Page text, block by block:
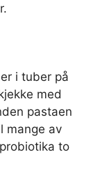
i tuber på
med
pastaen
mange av
to